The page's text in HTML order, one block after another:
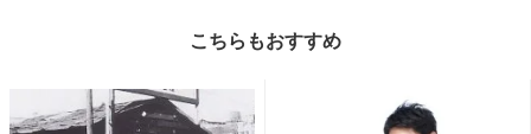
こちらもおすすめ